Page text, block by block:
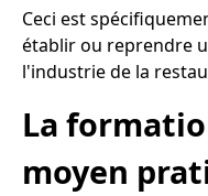
Ceci est
établir ou reprendre
l'industrie de la
La
moyen